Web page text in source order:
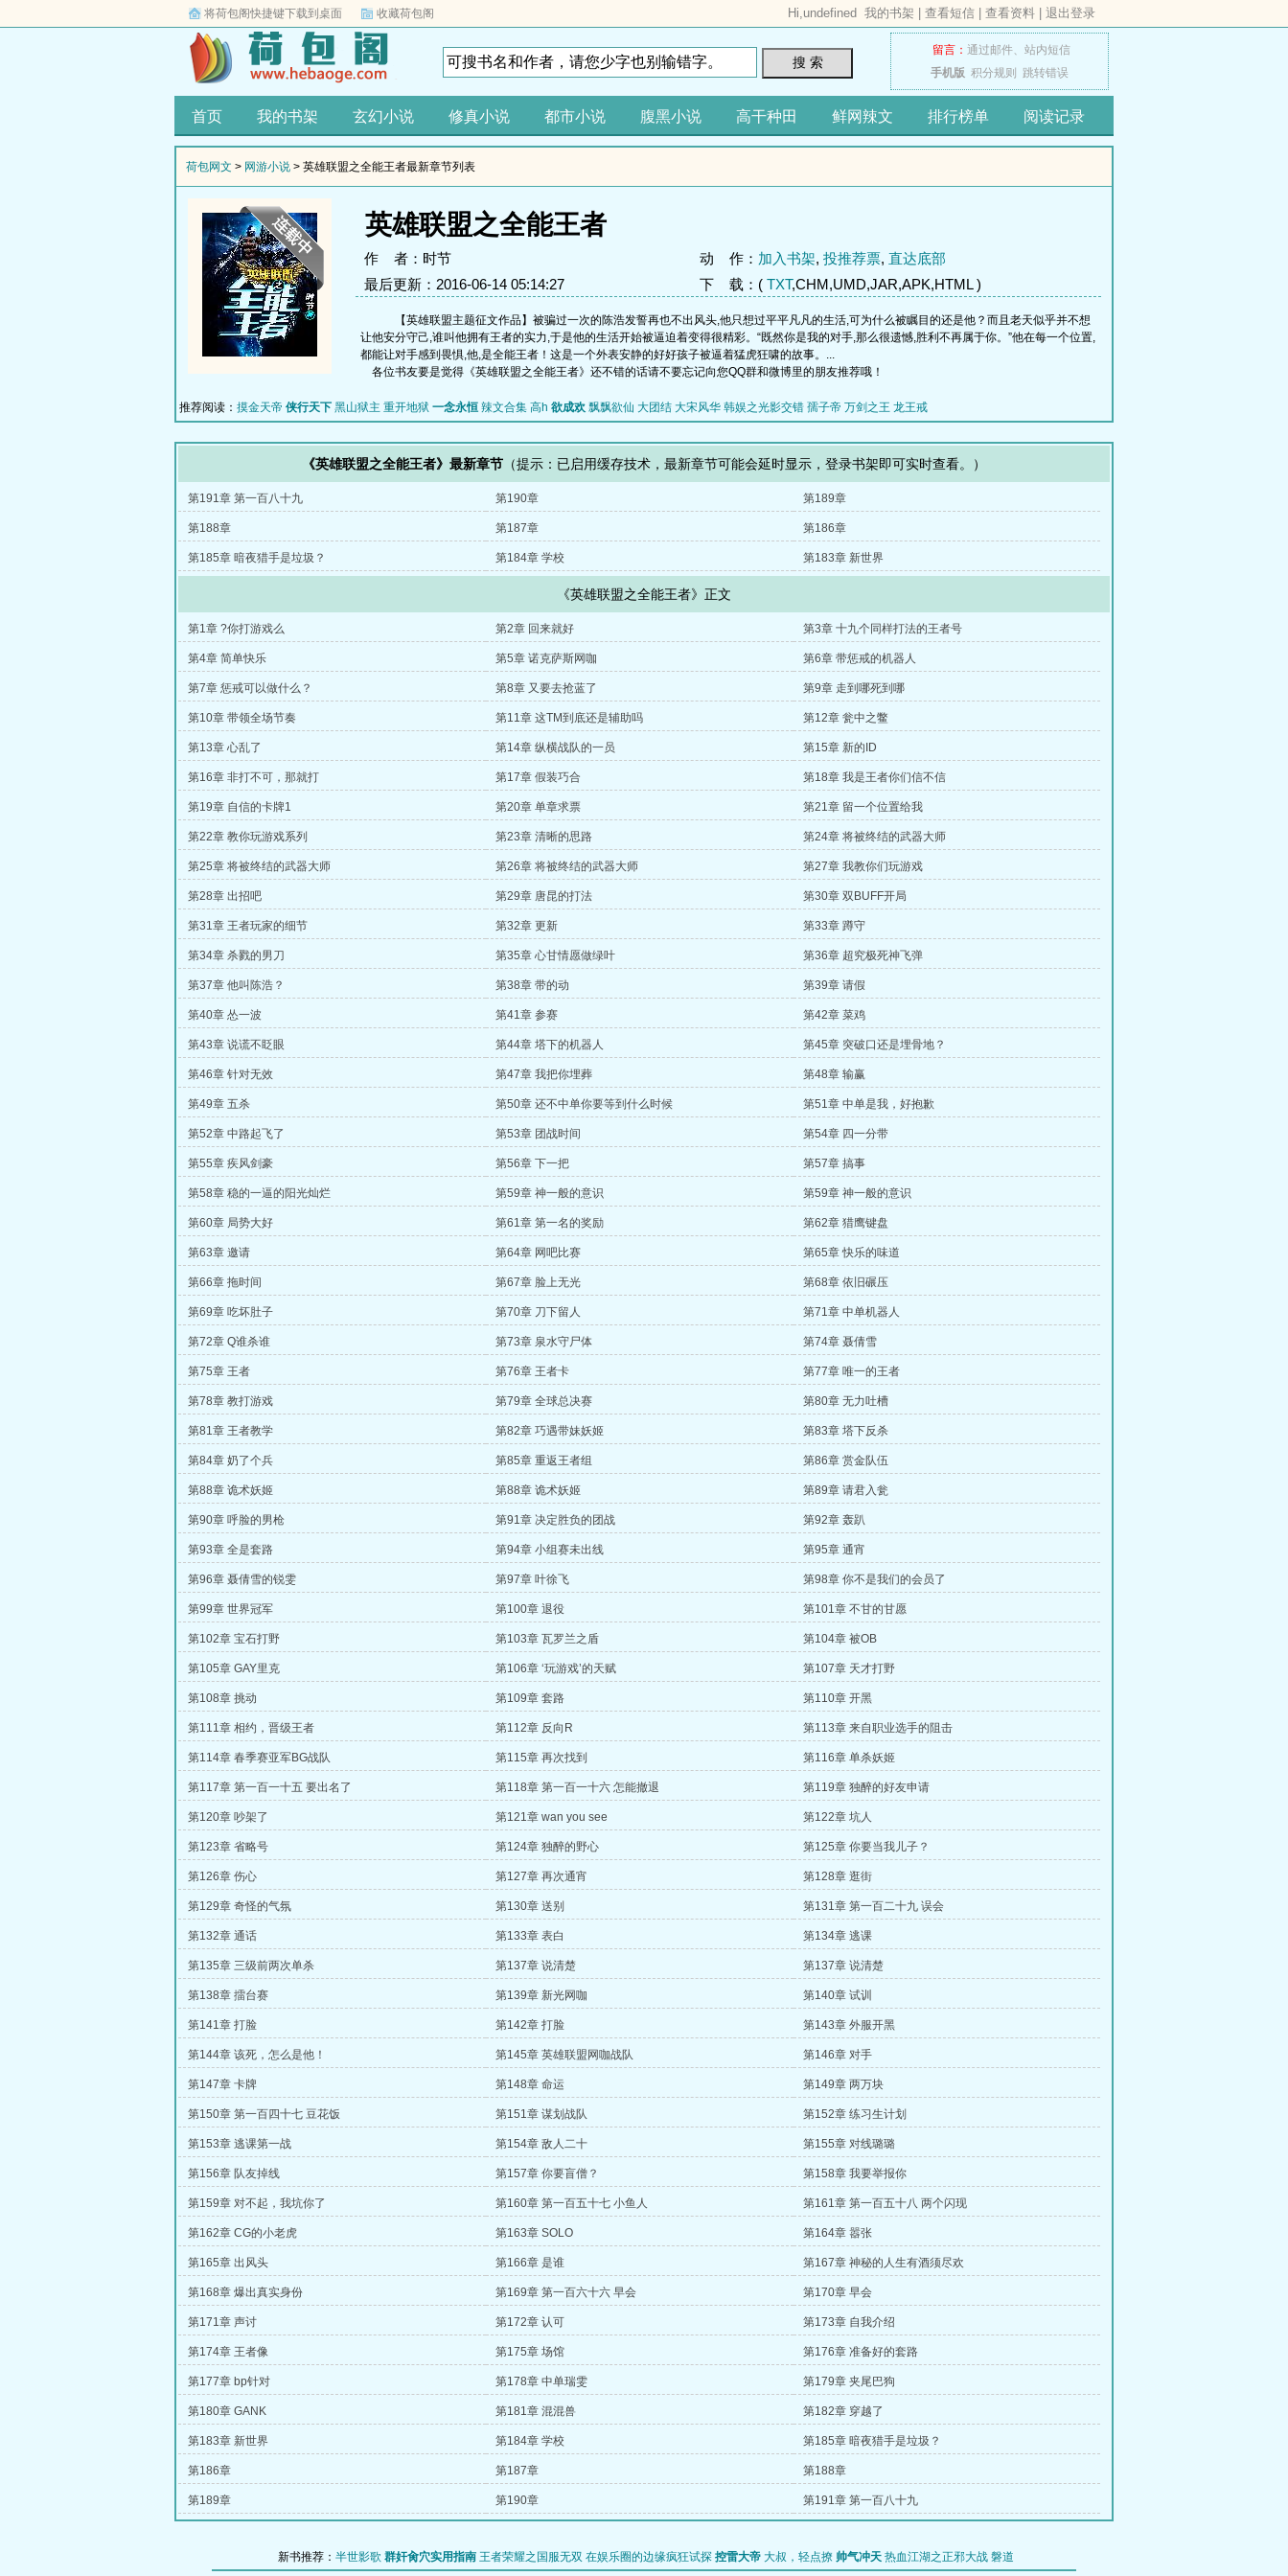
将荷包阁快捷键下载到桌面 收藏荷包阁 Hi,undefined 我的书架 查看短信 查看资料 退出登录
搜 索
留言： 通过邮件、 站内短信
手机版 积分规则 跳转错误
首页 我的书架 玄幻小说 修真小说 都市小说 腹黑小说 高干种田 鲜网辣文 排行榜单 阅读记录
荷包网文 > 网游小说 > 英雄联盟之全能王者最新章节列表
英雄联盟之全能王者
作 者：时节 动 作： 加入书架, 投推荐票, 直达底部
最后更新：2016-06-14 05:14:27
下 载：( TXT,CHM,UMD,JAR,APK,HTML )
【英雄联盟主题征文作品】被骗过一次的陈浩发誓再也不出风头,他只想过平平凡凡的生活,可为什么被瞩目的还是他？而且老天似乎并不想
让他安分守己,谁叫他拥有王者的实力,于是他的生活开始被逼迫着变得很精彩。“既然你是我的对手,那么很遗憾,胜利不再属于你。”他在每一个位置,
都能让对手感到畏惧,他,是全能王者！这是一个外表安静的好好孩子被逼着猛虎狂啸的故事。...
各位书友要是觉得《英雄联盟之全能王者》还不错的话请不要忘记向您QQ群和微博里的朋友推荐哦！
推荐阅读： 摸金天帝 侠行天下 黑山狱主 重开地狱 一念永恒 辣文合集 高h 欲成欢 飘飘欲仙 大团结 大宋风华 韩娱之光影交错 孺子帝 万剑之王 龙王戒
《英雄联盟之全能王者》最新章节 （提示：已启用缓存技术，最新章节可能会延时显示，登录书架即可实时查看。）
第191章 第一百八十九 第190章 第189章
第188章 第187章 第186章
第185章 暗夜猎手是垃圾？ 第184章 学校 第183章 新世界
《英雄联盟之全能王者》正文
第1章 ?你打游戏么 第2章 回来就好 第3章 十九个同样打法的王者号
第4章 简单快乐 第5章 诺克萨斯网咖 第6章 带惩戒的机器人
第7章 惩戒可以做什么？ 第8章 又要去抢蓝了 第9章 走到哪死到哪
第10章 带领全场节奏 第11章 这TM到底还是辅助吗 第12章 瓮中之鳖
第13章 心乱了 第14章 纵横战队的一员 第15章 新的ID
第16章 非打不可，那就打 第17章 假装巧合 第18章 我是王者你们信不信
第19章 自信的卡牌1 第20章 单章求票 第21章 留一个位置给我
第22章 教你玩游戏系列 第23章 清晰的思路 第24章 将被终结的武器大师
第25章 将被终结的武器大师 第26章 将被终结的武器大师 第27章 我教你们玩游戏
第28章 出招吧 第29章 唐昆的打法 第30章 双BUFF开局
第31章 王者玩家的细节 第32章 更新 第33章 蹲守
第34章 杀戮的男刀 第35章 心甘情愿做绿叶 第36章 超究极死神飞弹
第37章 他叫陈浩？ 第38章 带的动 第39章 请假
第40章 怂一波 第41章 参赛 第42章 菜鸡
第43章 说谎不眨眼 第44章 塔下的机器人 第45章 突破口还是埋骨地？
第46章 针对无效 第47章 我把你埋葬 第48章 输赢
第49章 五杀 第50章 还不中单你要等到什么时候 第51章 中单是我，好抱歉
第52章 中路起飞了 第53章 团战时间 第54章 四一分带
第55章 疾风剑豪 第56章 下一把 第57章 搞事
第58章 稳的一逼的阳光灿烂 第59章 神一般的意识 第59章 神一般的意识
第60章 局势大好 第61章 第一名的奖励 第62章 猎鹰键盘
第63章 邀请 第64章 网吧比赛 第65章 快乐的味道
第66章 拖时间 第67章 脸上无光 第68章 依旧碾压
第69章 吃坏肚子 第70章 刀下留人 第71章 中单机器人
第72章 Q谁杀谁 第73章 泉水守尸体 第74章 聂倩雪
第75章 王者 第76章 王者卡 第77章 唯一的王者
第78章 教打游戏 第79章 全球总决赛 第80章 无力吐槽
第81章 王者教学 第82章 巧遇带妹妖姬 第83章 塔下反杀
第84章 奶了个兵 第85章 重返王者组 第86章 赏金队伍
第88章 诡术妖姬 第88章 诡术妖姬 第89章 请君入瓮
第90章 呼脸的男枪 第91章 决定胜负的团战 第92章 轰趴
第93章 全是套路 第94章 小组赛未出线 第95章 通宵
第96章 聂倩雪的锐雯 第97章 叶徐飞 第98章 你不是我们的会员了
第99章 世界冠军 第100章 退役 第101章 不甘的甘愿
第102章 宝石打野 第103章 瓦罗兰之盾 第104章 被OB
第105章 GAY里克 第106章 ‘玩游戏’的天赋 第107章 天才打野
第108章 挑动 第109章 套路 第110章 开黑
第111章 相约，晋级王者 第112章 反向R 第113章 来自职业选手的阻击
第114章 春季赛亚军BG战队 第115章 再次找到 第116章 单杀妖姬
第117章 第一百一十五 要出名了 第118章 第一百一十六 怎能撤退 第119章 独醉的好友申请
第120章 吵架了 第121章 wan you see 第122章 坑人
第123章 省略号 第124章 独醉的野心 第125章 你要当我儿子？
第126章 伤心 第127章 再次通宵 第128章 逛街
第129章 奇怪的气氛 第130章 送别 第131章 第一百二十九 误会
第132章 通话 第133章 表白 第134章 逃课
第135章 三级前两次单杀 第137章 说清楚 第137章 说清楚
第138章 擂台赛 第139章 新光网咖 第140章 试训
第141章 打脸 第142章 打脸 第143章 外服开黑
第144章 该死，怎么是他！ 第145章 英雄联盟网咖战队 第146章 对手
第147章 卡牌 第148章 命运 第149章 两万块
第150章 第一百四十七 豆花饭 第151章 谋划战队 第152章 练习生计划
第153章 逃课第一战 第154章 敌人二十 第155章 对线璐璐
第156章 队友掉线 第157章 你要盲僧？ 第158章 我要举报你
第159章 对不起，我坑你了 第160章 第一百五十七 小鱼人 第161章 第一百五十八 两个闪现
第162章 CG的小老虎 第163章 SOLO 第164章 嚣张
第165章 出风头 第166章 是谁 第167章 神秘的人生有酒须尽欢
第168章 爆出真实身份 第169章 第一百六十六 早会 第170章 早会
第171章 声讨 第172章 认可 第173章 自我介绍
第174章 王者像 第175章 场馆 第176章 准备好的套路
第177章 bp针对 第178章 中单瑞雯 第179章 夹尾巴狗
第180章 GANK 第181章 混混兽 第182章 穿越了
第183章 新世界 第184章 学校 第185章 暗夜猎手是垃圾？
第186章 第187章 第188章
第189章 第190章 第191章 第一百八十九
新书推荐： 半世影歌 群奸肏穴实用指南 王者荣耀之国服无双 在娱乐圈的边缘疯狂试探 控雷大帝 大叔，轻点撩 帅气冲天 热血江湖之正邪大战 磐道